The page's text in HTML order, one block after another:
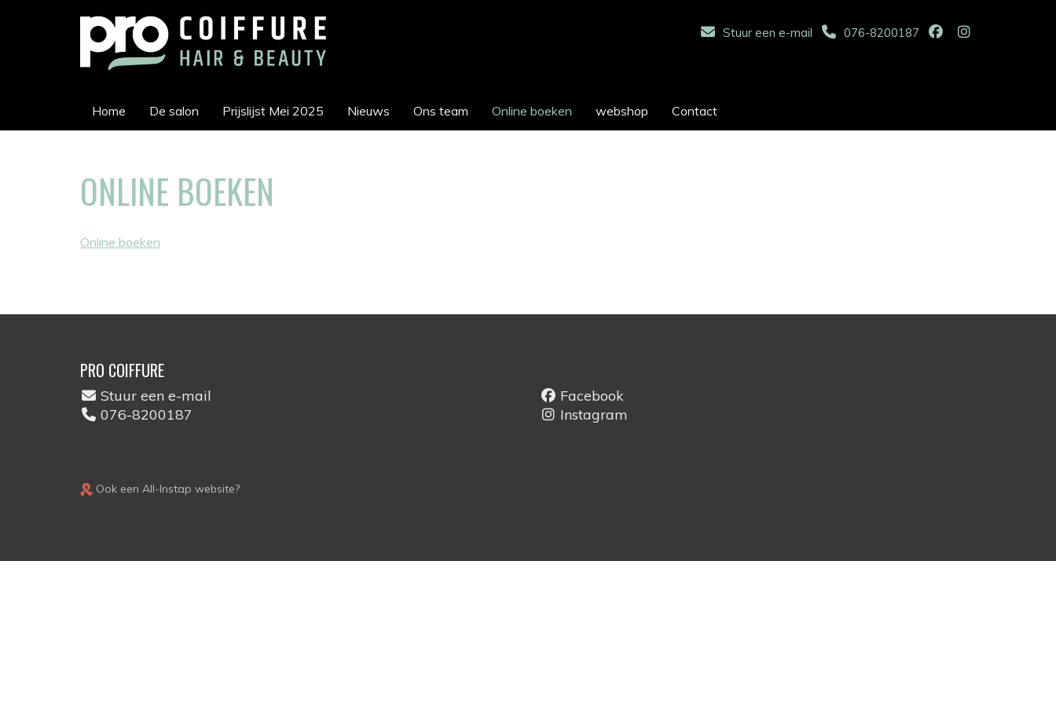
Stuur een e-mail 076-8200187
Home De salon Prijslijst Mei 2025 Nieuws Ons team Online boeken webshop Contact
ONLINE BOEKEN
Online boeken
PRO COIFFURE
Stuur een e-mail
076-8200187
Facebook
Instagram
Ook een All-Instap website?